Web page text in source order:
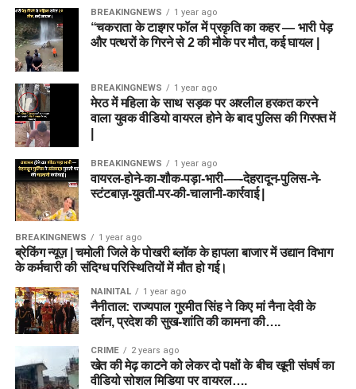
BREAKINGNEWS 1 year ago
“चकराता के टाइगर फॉल में प्रकृति का कहर — भारी पेड़
और पत्थरों के गिरने से 2 की मौके पर मौत, कई घायल |
BREAKINGNEWS 1 year ago
मेरठ में महिला के साथ सड़क पर अश्लील हरकत करने
वाला युवक वीडियो वायरल होने के बाद पुलिस की गिरफ्त में
BREAKINGNEWS 1 year ago
वायरल-होने-का-शौक-पड़ा-भारी-—-देहरादून-पुलिस-ने-
स्टंटबाज़-युवती-पर-की-चालानी-कार्रवाई |
BREAKINGNEWS 1 year ago
ब्रेकिंग न्यूज़ | चमोली जिले के पोखरी ब्लॉक के हापला बाजार में उद्यान विभाग
के कर्मचारी की संदिग्ध परिस्थितियों में मौत हो गई।
NAINITAL 1 year ago
नैनीताल: राज्यपाल गुरमीत सिंह ने किए मां नैना देवी के
दर्शन, प्रदेश की सुख-शांति की कामना की….
CRIME 2 years ago
खेत की मेढ़ काटने को लेकर दो पक्षों के बीच खूनी संघर्ष का
वीडियो सोशल मिडिया पर वायरल….